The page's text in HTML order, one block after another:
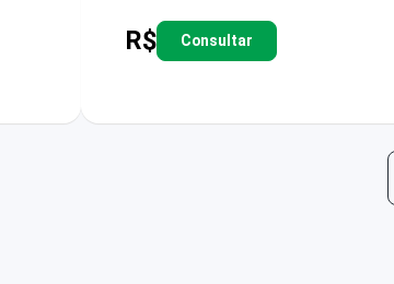
R$ Consultar